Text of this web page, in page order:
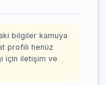
bilgiler kamuya
profili henüz
için iletişim ve